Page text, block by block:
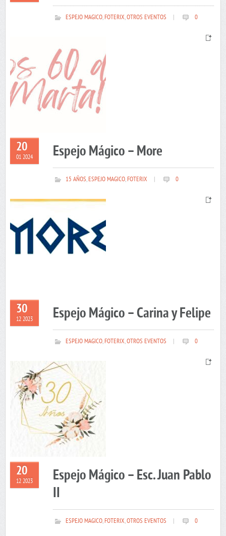
ESPEJO MAGICO,FOTERIX,OTROS EVENTOS 0
20
01 2024 Espejo Mágico – More
15 AÑOS,ESPEJO MAGICO,FOTERIX 0
30
12 2023 Espejo Mágico – Carina y Felipe
ESPEJO MAGICO,FOTERIX,OTROS EVENTOS 0
20
12 2023
Espejo Mágico – Esc. Juan Pablo
II
ESPEJO MAGICO,FOTERIX,OTROS EVENTOS 0